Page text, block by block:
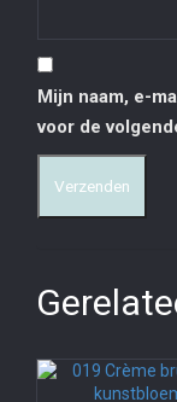
Mijn naam, e-
voor de